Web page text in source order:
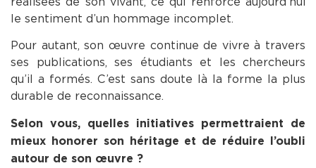
le sentiment d’un hommage incomplet.
Pour autant, son œuvre continue de vivre à travers
ses publications, ses étudiants et les chercheurs
qu’il a formés. C’est sans doute là la forme la plus
durable de reconnaissance.
Selon vous, quelles initiatives permettraient de
mieux honorer son héritage et de réduire l’oubli
autour de son œuvre ?